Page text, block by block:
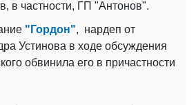
в частности, ГП "Антонов".
"Гордон", нардеп от
Устинова в ходе обсуждения
обвинила его в причастности